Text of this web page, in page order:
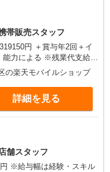
帯販売スタッフ
円 ＋賞与年2回＋イ
力による ※残業代支給
・。○。・゜
祝い金10万円支給(規定
。○。・゜+゜
の楽天モバイルショップ
詳細を見る
舗スタッフ
※給与幅は経験・スキル